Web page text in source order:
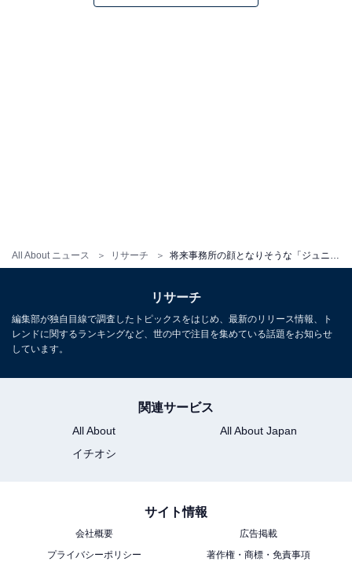
All About ニュース リサーチ
岡県）、「まさにエース！ すべてがすばらしい」（40代
元テレビ局スタッフ
長年に渡ってテレビ局でバラエティー番組、情報番組などを制作。
し、週刊誌、ネットニュースでテレビや芸能人に関するコラムなど
を執筆。編集プロダクション「ゆるま」を立ち上げる。
...続きを読む
る
リサーチ
編集部が独自目線で調査したトピックスをはじめ、最新のリリース情報、ト
レンドに関するランキングなど、世の中で注目を集めている話題をお知らせ
しています。
関連サービス
All About
All About Japan
イチオシ
サイト情報
会社概要
広告掲載
プライバシーポリシー
著作権・商標・免責事項